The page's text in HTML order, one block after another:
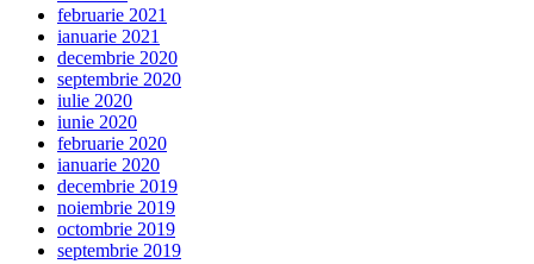
februarie 2021
ianuarie 2021
decembrie 2020
septembrie 2020
iulie 2020
iunie 2020
februarie 2020
ianuarie 2020
decembrie 2019
noiembrie 2019
octombrie 2019
septembrie 2019